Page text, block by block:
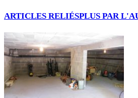
ARTICLES RELIÉSPLUS PAR